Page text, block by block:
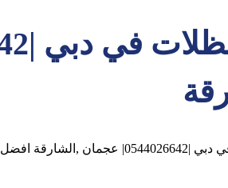
بناء مظلات في دبي الاولي في